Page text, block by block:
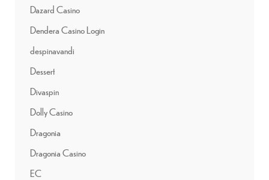
Dazard Casino
Dendera Casino Login
despinavandi
Dessert
Divaspin
Dolly Casino
Dragonia
Dragonia Casino
EC